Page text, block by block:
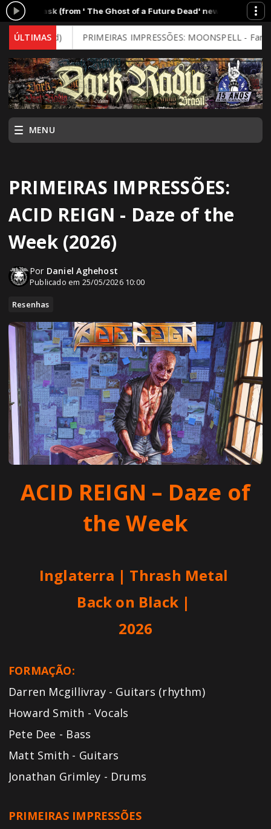
' The Ghost of a Future Dead' new album)PRIMEIRAS
ÚLTIMAS
Mind) PRIMEIRAS IMPRESSÕES: MOONSPELL - Far From
MENU
PRIMEIRAS IMPRESSÕES:
ACID REIGN - Daze of the
Week (2026)
Por Daniel Aghehost
Publicado em 25/05/2026 10:00
Resenhas
ACID REIGN – Daze of
the Week
Inglaterra | Thrash Metal
Back on Black |
2026
FORMAÇÃO:
Darren Mcgillivray - Guitars (rhythm)
Howard Smith - Vocals
Pete Dee - Bass
Matt Smith - Guitars
Jonathan Grimley - Drums
PRIMEIRAS IMPRESSÕES